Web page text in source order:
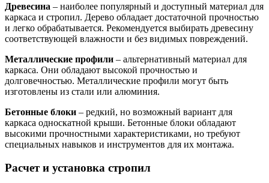
Древесина – наиболее популярный и доступный материал для
каркаса и стропил. Дерево обладает достаточной прочностью
и легко обрабатывается. Рекомендуется выбирать древесину
соответствующей влажности и без видимых повреждений.
Металлические профили – альтернативный материал для
каркаса. Они обладают высокой прочностью и
долговечностью. Металлические профили могут быть
изготовлены из стали или алюминия.
Бетонные блоки – редкий, но возможный вариант для
каркаса односкатной крыши. Бетонные блоки обладают
высокими прочностными характеристиками, но требуют
специальных навыков и инструментов для их монтажа.
Расчет и установка стропил